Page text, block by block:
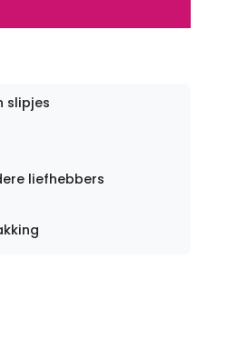
slipjes
liefhebbers